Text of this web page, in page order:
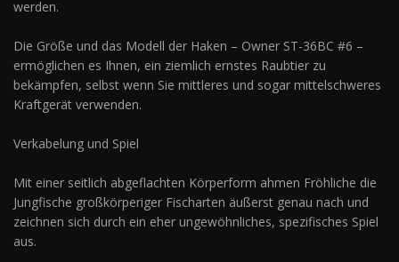
werden.
Die Größe und das Modell der Haken – Owner ST-36BC #6 –
ermöglichen es Ihnen, ein ziemlich ernstes Raubtier zu
bekämpfen, selbst wenn Sie mittleres und sogar mittelschweres
Kraftgerät verwenden.
Verkabelung und Spiel
Mit einer seitlich abgeflachten Körperform ahmen Fröhliche die
Jungfische großkörperiger Fischarten äußerst genau nach und
zeichnen sich durch ein eher ungewöhnliches, spezifisches Spiel
aus.